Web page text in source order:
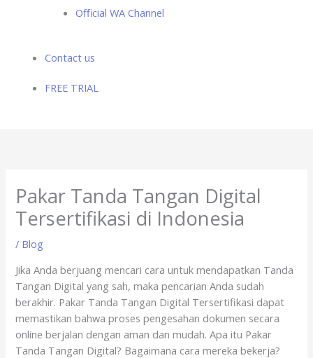
Official WA Channel
Contact us
FREE TRIAL
Pakar Tanda Tangan Digital
Tersertifikasi di Indonesia
/ Blog
Jika Anda berjuang mencari cara untuk mendapatkan Tanda
Tangan Digital yang sah, maka pencarian Anda sudah
berakhir. Pakar Tanda Tangan Digital Tersertifikasi dapat
memastikan bahwa proses pengesahan dokumen secara
online berjalan dengan aman dan mudah. Apa itu Pakar
Tanda Tangan Digital? Bagaimana cara mereka bekerja?